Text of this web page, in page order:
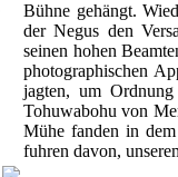
Bühne gehängt.
der Negus den
seinen hohen
photographischen
jagten, um
Tohuwabohu von
Mühe fanden in
fuhren davon,